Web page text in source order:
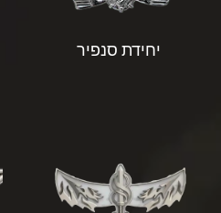
יחידת סנפיר